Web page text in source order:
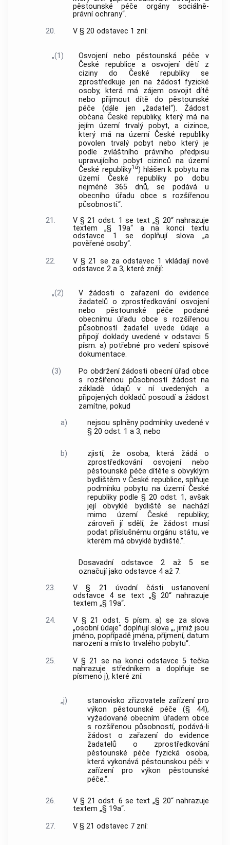
pěstounské péče orgány sociálně-
právní ochrany“.
20.
V § 20 odstavec 1 zní:
„(1)
Osvojení nebo pěstounská péče v
České republice a osvojení dětí z
ciziny do České republiky se
zprostředkuje jen na žádost fyzické
osoby, která má zájem osvojit dítě
nebo přijmout dítě do pěstounské
péče (dále jen „žadatel“). Žádost
občana České republiky, který má na
jejím území trvalý pobyt, a cizince,
který má na území České republiky
povolen trvalý pobyt nebo který je
podle zvláštního právního předpisu
upravujícího pobyt cizinců na území
České republiky1a) hlášen k pobytu na
území České republiky po dobu
nejméně 365 dnů, se podává u
obecního úřadu obce s rozšířenou
působností.“.
21.
V § 21 odst. 1 se text „§ 20“ nahrazuje
textem „§ 19a“ a na konci textu
odstavce 1 se doplňují slova „a
pověřené osoby“.
22.
V § 21 se za odstavec 1 vkládají nové
odstavce 2 a 3, které znějí:
„(2)
V žádosti o zařazení do evidence
žadatelů o zprostředkování osvojení
nebo pěstounské péče podané
obecnímu úřadu obce s rozšířenou
působností žadatel uvede údaje a
připojí doklady uvedené v odstavci 5
písm. a) potřebné pro vedení spisové
dokumentace.
(3)
Po obdržení žádosti obecní úřad obce
s rozšířenou působností žádost na
základě údajů v ní uvedených a
připojených dokladů posoudí a žádost
zamítne, pokud
a)
nejsou splněny podmínky uvedené v
§ 20 odst. 1 a 3, nebo
b)
zjistí, že osoba, která žádá o
zprostředkování osvojení nebo
pěstounské péče dítěte s obvyklým
bydlištěm v České republice, splňuje
podmínku pobytu na území České
republiky podle § 20 odst. 1, avšak
její obvyklé bydliště se nachází
mimo území České republiky;
zároveň jí sdělí, že žádost musí
podat příslušnému orgánu státu, ve
kterém má obvyklé bydliště.“.
Dosavadní odstavce 2 až 5 se
označují jako odstavce 4 až 7.
23.
V § 21 úvodní části ustanovení
odstavce 4 se text „§ 20“ nahrazuje
textem „§ 19a“.
24.
V § 21 odst. 5 písm. a) se za slova
„osobní údaje“ doplňují slova „, jimiž jsou
jméno, popřípadě jména, příjmení, datum
narození a místo trvalého pobytu“.
25.
V § 21 se na konci odstavce 5 tečka
nahrazuje středníkem a doplňuje se
písmeno j), které zní:
„j)
stanovisko zřizovatele zařízení pro
výkon pěstounské péče (§ 44),
vyžadované obecním úřadem obce
s rozšířenou působností, podává-li
žádost o zařazení do evidence
žadatelů o zprostředkování
pěstounské péče fyzická osoba,
která vykonává pěstounskou péči v
zařízení pro výkon pěstounské
péče.“.
26.
V § 21 odst. 6 se text „§ 20“ nahrazuje
textem „§ 19a“.
27.
V § 21 odstavec 7 zní: